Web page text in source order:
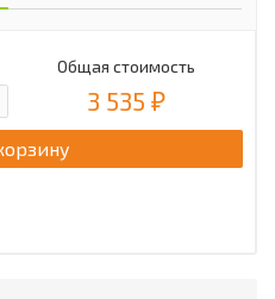
Общая стоимость
3 535 ₽